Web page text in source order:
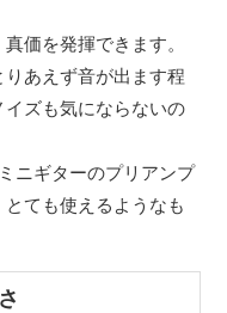
価を発揮できます。
あえず音が出ます程
ズも気にならないの
ニギターのプリアンプ
ても使えるようなも